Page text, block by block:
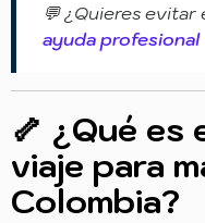
💬 ¿Quieres
ayuda profesional
🦴 ¿Qué
viaje para
Colombia?